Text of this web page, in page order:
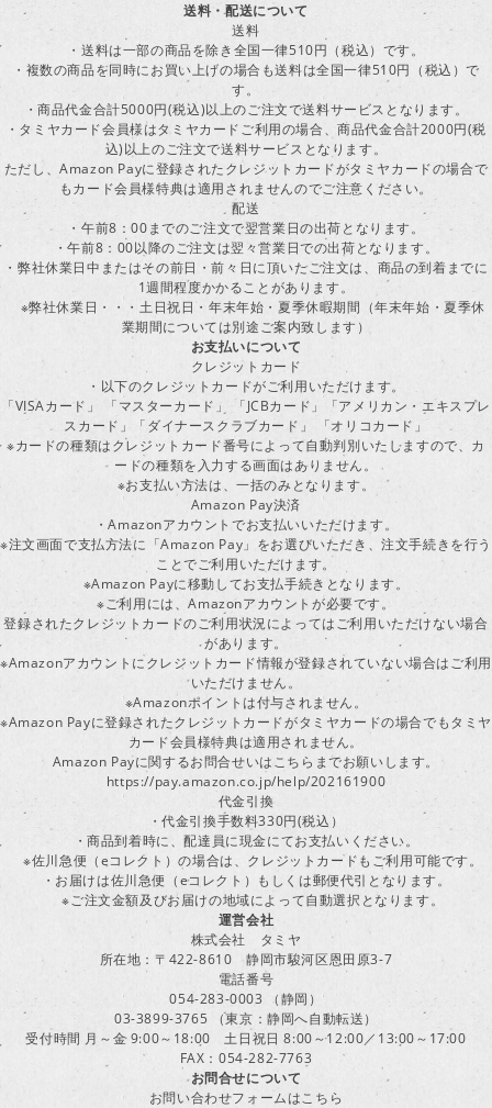
送料・配送について
送料
・送料は一部の商品を除き全国一律510円（税込）です。
・複数の商品を同時にお買い上げの場合も送料は全国一律510円（税込）で
す。
・商品代金合計5000円(税込)以上のご注文で送料サービスとなります。
・タミヤカード会員様はタミヤカードご利用の場合、商品代金合計2000円(税
込)以上のご注文で送料サービスとなります。
ただし、Amazon Payに登録されたクレジットカードがタミヤカードの場合で
もカード会員様特典は適用されませんのでご注意ください。
配送
・午前8：00までのご注文で翌営業日の出荷となります。
・午前8：00以降のご注文は翌々営業日での出荷となります。
・弊社休業日中またはその前日・前々日に頂いたご注文は、商品の到着までに
1週間程度かかることがあります。
※弊社休業日・・・土日祝日・年末年始・夏季休暇期間（年末年始・夏季休
業期間については別途ご案内致します）
お支払いについて
クレジットカード
・以下のクレジットカードがご利用いただけます。
「VISAカード」 「マスターカード」 「JCBカード」「アメリカン・エキスプレ
スカード」「ダイナースクラブカード」 「オリコカード」
※カードの種類はクレジットカード番号によって自動判別いたしますので、カ
ードの種類を入力する画面はありません。
※お支払い方法は、一括のみとなります。
Amazon Pay決済
・Amazonアカウントでお支払いいただけます。
※注文画面で支払方法に「Amazon Pay」をお選びいただき、注文手続きを行う
ことでご利用いただけます。
※Amazon Payに移動してお支払手続きとなります。
※ご利用には、Amazonアカウントが必要です。
登録されたクレジットカードのご利用状況によってはご利用いただけない場合
があります。
※Amazonアカウントにクレジットカード情報が登録されていない場合はご利用
いただけません。
※Amazonポイントは付与されません。
※Amazon Payに登録されたクレジットカードがタミヤカードの場合でもタミヤ
カード会員様特典は適用されません。
Amazon Payに関するお問合せいはこちらまでお願いします。
https://pay.amazon.co.jp/help/202161900
代金引換
・代金引換手数料330円(税込）
・商品到着時に、配達員に現金にてお支払いください。
※佐川急便（eコレクト）の場合は、クレジットカードもご利用可能です。
・お届けは佐川急便（eコレクト）もしくは郵便代引となります。
※ご注文金額及びお届けの地域によって自動選択となります。
運営会社
株式会社 タミヤ
所在地：〒422-8610 静岡市駿河区恩田原3-7
電話番号
054-283-0003 （静岡）
03-3899-3765 （東京：静岡へ自動転送）
受付時間 月～金 9:00～18:00 土日祝日 8:00～12:00／13:00～17:00
FAX：054-282-7763
お問合せについて
お問い合わせフォームはこちら